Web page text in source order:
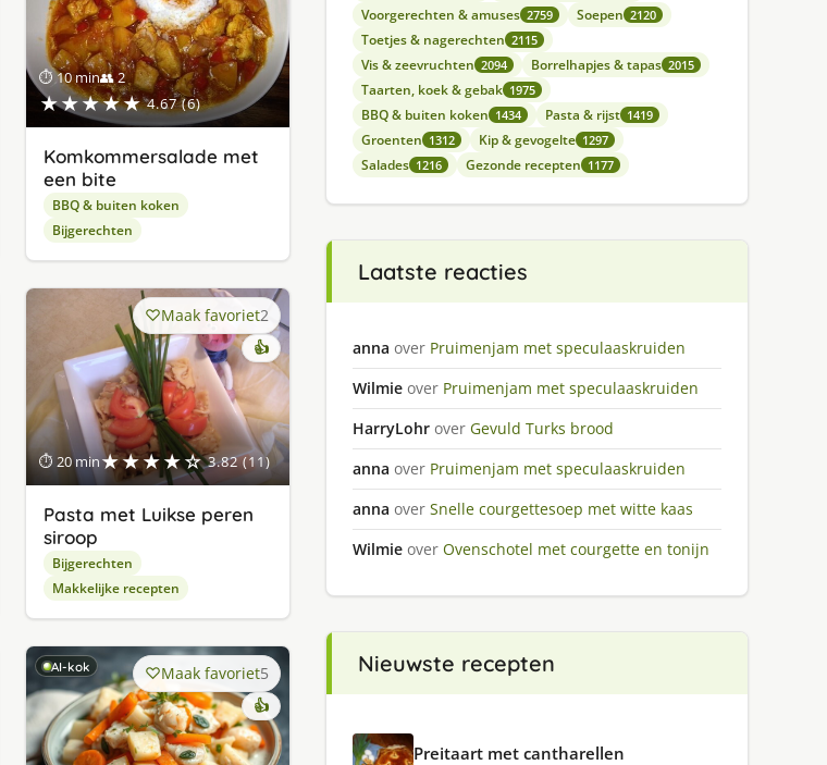
⏱ 10 min👥 2
★★★★★ 4.67 (6)
Komkommersalade met
een bite
BBQ & buiten koken
Bijgerechten
⏱ 20 min★★★★☆ 3.82 (11)
Maak favoriet2
👍
Pasta met Luikse peren
siroop
Bijgerechten
Makkelijke recepten
AI-kok Maak favoriet5
👍
Voorgerechten & amuses 2759 Soepen 2120
Toetjes & nagerechten 2115
Vis & zeevruchten 2094 Borrelhapjes & tapas 2015
Taarten, koek & gebak 1975
BBQ & buiten koken 1434 Pasta & rijst 1419
Groenten 1312 Kip & gevogelte 1297
Salades 1216 Gezonde recepten 1177
Laatste reacties
anna over Pruimenjam met speculaaskruiden
Wilmie over Pruimenjam met speculaaskruiden
HarryLohr over Gevuld Turks brood
anna over Pruimenjam met speculaaskruiden
anna over Snelle courgettesoep met witte kaas
Wilmie over Ovenschotel met courgette en tonijn
Nieuwste recepten
Preitaart met cantharellen